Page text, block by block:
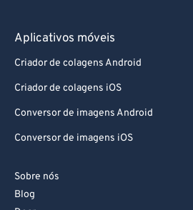
Aplicativos móveis
Criador de colagens Android
Criador de colagens iOS
Conversor de imagens Android
Conversor de imagens iOS
Sobre nós
Blog